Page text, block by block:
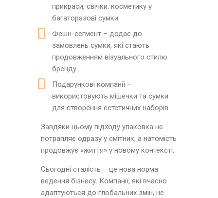
прикраси, свічки, косметику у
багаторазові сумки.
Фешн-сегмент – додає до
замовлень сумки, які стають
продовженням візуального стилю
бренду.
Подарункові компанії –
використовують мішечки та сумки
для створення естетичних наборів.
Завдяки цьому підходу упаковка не
потрапляє одразу у смітник, а натомість
продовжує «життя» у новому контексті.
Сьогодні сталість – це нова норма
ведення бізнесу. Компанії, які вчасно
адаптуються до глобальних змін, не